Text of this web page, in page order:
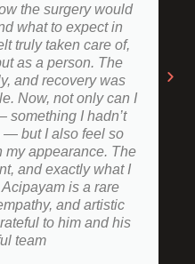
the surgery would
what to expect in
truly taken care of,
as a person. The
and recovery was
Now, not only can I
something I hadn’t
— but I also feel so
my appearance. The
and exactly what I
is a rare
and artistic
to him and his
team.